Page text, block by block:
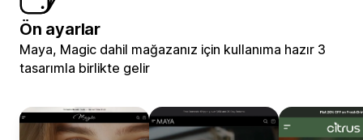
Ön ayarlar
Maya, Magic dahil mağazanız için kullanıma hazır 3
tasarımla birlikte gelir